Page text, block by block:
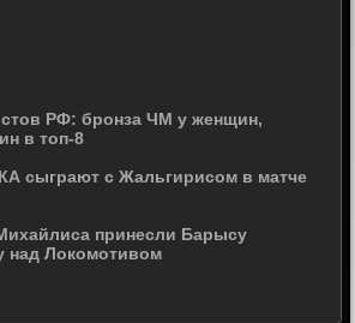
РФ: бронза ЧМ у женщин,
в топ-8
сыграют с Жальгирисом в матче
принесли Барысу
над Локомотивом